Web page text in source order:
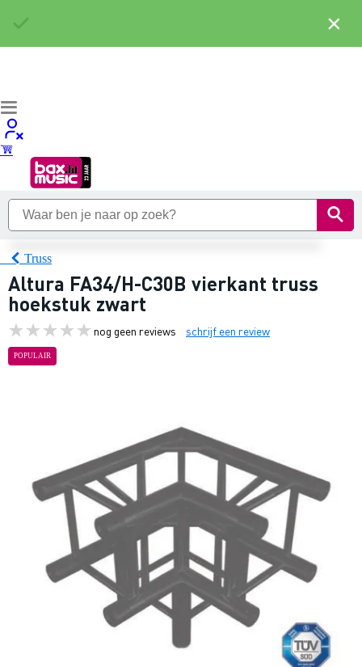
Truss
Altura FA34/H-C30B vierkant truss
hoekstuk zwart
nog geen reviews schrijf een review
POPULAIR
×